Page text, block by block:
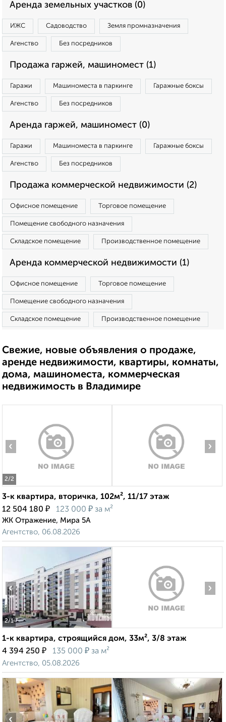
Аренда земельных участков (0)
ИЖС Садоводство Земля промназначения
Агенство Без посредников
Продажа гаржей, машиномест (1)
Гаражи Машиноместа в паркинге Гаражные боксы
Агенство Без посредников
Аренда гаржей, машиномест (0)
Гаражи Машиноместа в паркинге Гаражные боксы
Агенство Без посредников
Продажа коммерческой недвижимости (2)
Офисное помещение Торговое помещение
Помещение свободного назначения
Складское помещение Производственное помещение
Аренда коммерческой недвижимости (1)
Офисное помещение Торговое помещение
Помещение свободного назначения
Складское помещение Производственное помещение
Свежие, новые объявления о продаже,
аренде недвижимости, квартиры, комнаты,
дома, машиноместа, коммерческая
недвижимость в Владимире
2/2
‹ ›
3-к квартира, вторичка, 102м², 11/17 этаж
12 504 180 ₽ 123 000 ₽ за м²
ЖК Отражение, Мира 5А
Агентство, 06.08.2026
2/1
‹ ›
1-к квартира, строящийся дом, 33м², 3/8 этаж
4 394 250 ₽ 135 000 ₽ за м²
Агентство, 05.08.2026
‹ ›